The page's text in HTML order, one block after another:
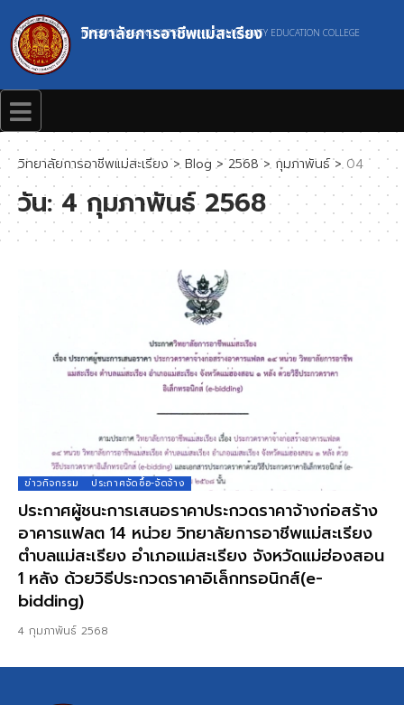
วิทยาลัยการอาชีพแม่สะเรียง
MAESARIANG INDUSTRIAL AND COMMUNITY EDUCATION COLLEGE
วิทยาลัยการอาชีพแม่สะเรียง>Blog >2568> กุมภาพันธ์>04
วัน:4 กุมภาพันธ์ 2568
ข่าวกิจกรรม ประกาศจัดซื้อ-จัดจ้าง
ประกาศผู้ชนะการเสนอราคาประกวดราคาจ้างก่อสร้าง
อาคารแฟลต 14 หน่วย วิทยาลัยการอาชีพแม่สะเรียง
ตำบลแม่สะเรียง อำเภอแม่สะเรียง จังหวัดแม่ฮ่องสอน
1 หลัง ด้วยวิธีประกวดราคาอิเล็กทรอนิกส์(e-
bidding)
4 กุมภาพันธ์ 2568